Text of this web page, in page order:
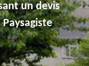
un devis